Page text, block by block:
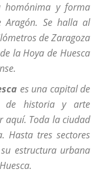
y forma
Se halla al
de Zaragoza
la Hoya de Huesca
es una capital de
de historia y arte
aquí. Toda la ciudad
Hasta tres sectores
estructura urbana